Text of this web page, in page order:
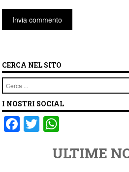
CERCA NEL SITO
Cerca
I NOSTRI SOCIAL
F T
at
ULTIME